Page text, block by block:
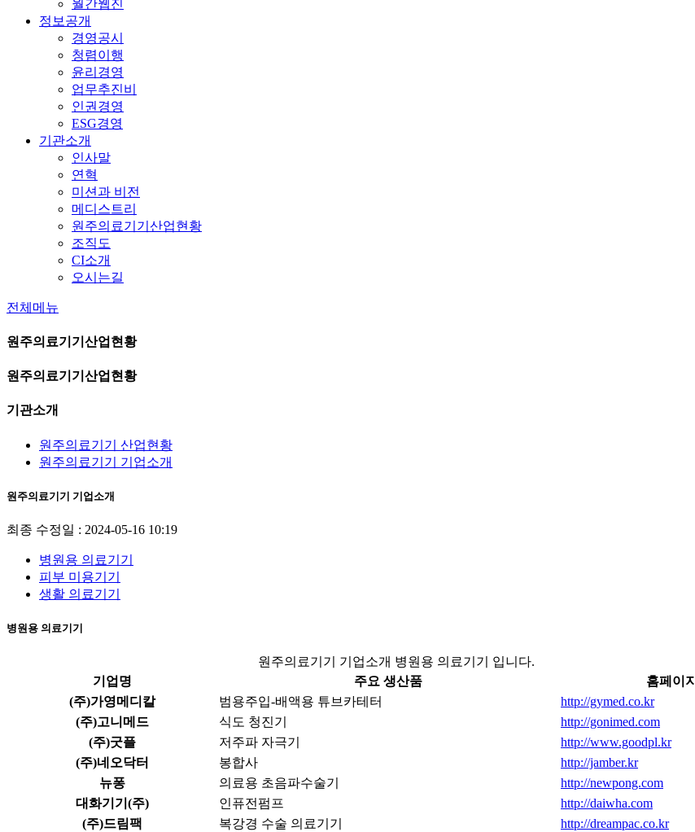
월간웹진
정보공개
경영공시
청렴이행
윤리경영
업무추진비
인권경영
ESG경영
기관소개
인사말
연혁
미션과 비전
메디스트리
원주의료기기산업현황
조직도
CI소개
오시는길
전체메뉴
원주의료기기산업현황
원주의료기기산업현황
기관소개
원주의료기기 산업현황
원주의료기기 기업소개
원주의료기기 기업소개
최종 수정일 : 2024-05-16 10:19
병원용 의료기기
피부 미용기기
생활 의료기기
병원용 의료기기
원주의료기기 기업소개 병원용 의료기기 입니다.
기업명
주요 생산품
홈페이지
(주)가영메디칼
범용주입-배액용 튜브카테터
http://gymed.co.kr
(주)고니메드
식도 청진기
http://gonimed.com
(주)굿플
저주파 자극기
http://www.goodpl.kr
(주)네오닥터
봉합사
http://jamber.kr
뉴퐁
의료용 초음파수술기
http://newpong.com
대화기기(주)
인퓨전펌프
http://daiwha.com
(주)드림팩
복강경 수술 의료기기
http://dreampac.co.kr